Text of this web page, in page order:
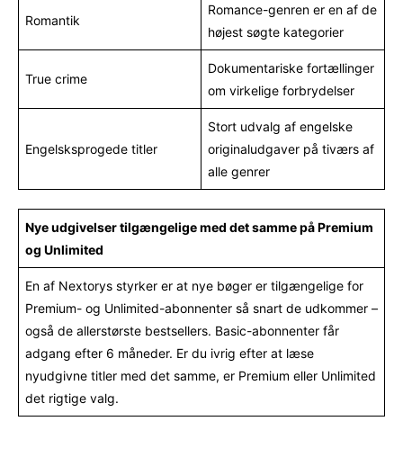
Romantik
Romance-genren er en af de
højest søgte kategorier
True crime
Dokumentariske fortællinger
om virkelige forbrydelser
Engelsksprogede titler
Stort udvalg af engelske
originaludgaver på tiværs af
alle genrer
Nye udgivelser tilgængelige med det samme på Premium
og Unlimited
En af Nextorys styrker er at nye bøger er tilgængelige for
Premium- og Unlimited-abonnenter så snart de udkommer –
også de allerstørste bestsellers. Basic-abonnenter får
adgang efter 6 måneder. Er du ivrig efter at læse
nyudgivne titler med det samme, er Premium eller Unlimited
det rigtige valg.